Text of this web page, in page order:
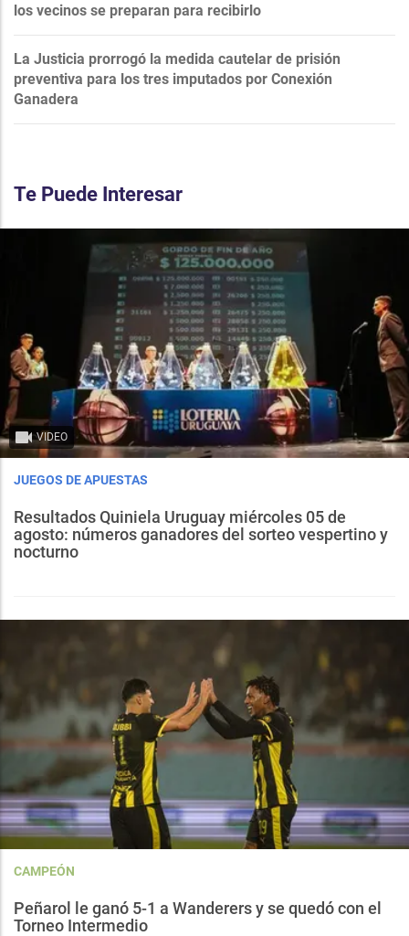
los vecinos se preparan para recibirlo
La Justicia prorrogó la medida cautelar de prisión
preventiva para los tres imputados por Conexión
Ganadera
Te Puede Interesar
VIDEO
JUEGOS DE APUESTAS
Resultados Quiniela Uruguay miércoles 05 de
agosto: números ganadores del sorteo vespertino y
nocturno
CAMPEÓN
Peñarol le ganó 5-1 a Wanderers y se quedó con el
Torneo Intermedio